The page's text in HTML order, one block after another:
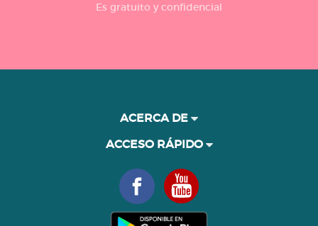
Es gratuito y confidencial
ACERCA DE
ACCESO RÁPIDO